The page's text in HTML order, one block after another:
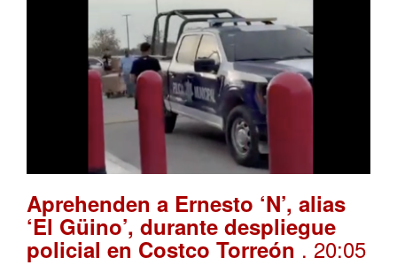
Aprehenden a Ernesto ‘N’, alias
‘El Güino’, durante despliegue
policial en Costco Torreón. 20:05